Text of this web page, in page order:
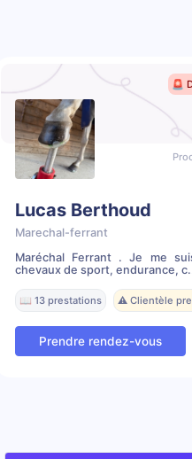
🚨
Lucas Berthoud
Marechal-ferrant
Maréchal Ferrant . Je me
chevaux de sport, endurance,
📖 13 prestations ⚠️ Clientèle
Prendre rendez-vous